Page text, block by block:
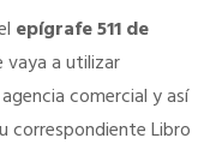
epígrafe 511 de
vaya a utilizar
comercial y así
correspondiente Libro